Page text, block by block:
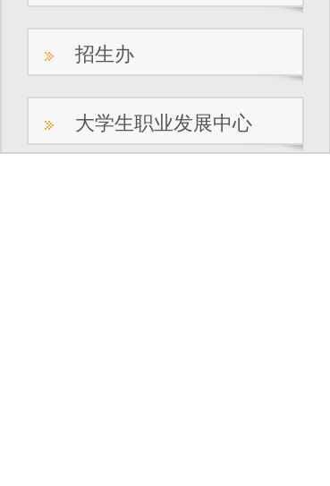
招生办
大学生职业发展中心